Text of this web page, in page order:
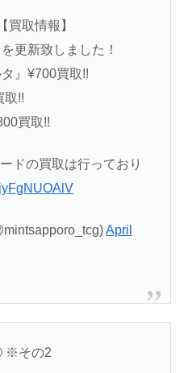
買取情報】
更新致しました！
』¥700買取!!
取!!
買取!!
ドの買取は行っており
April
※その2